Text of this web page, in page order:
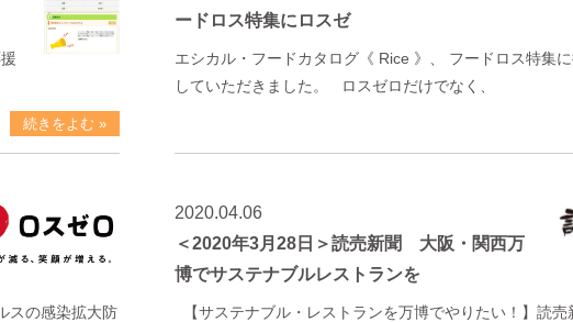
続きをよむ »
ードロス特集にロスゼ
エシカル・フードカタログ《 Rice 》、 フードロス特集
していただきました。 ロスゼロだけでなく、
スの感染拡大防
2020.04.06
＜2020年3月28日＞読売新聞 大阪・関西万
博でサステナブルレストランを
【サステナブル・レストランを万博でやりたい！】読